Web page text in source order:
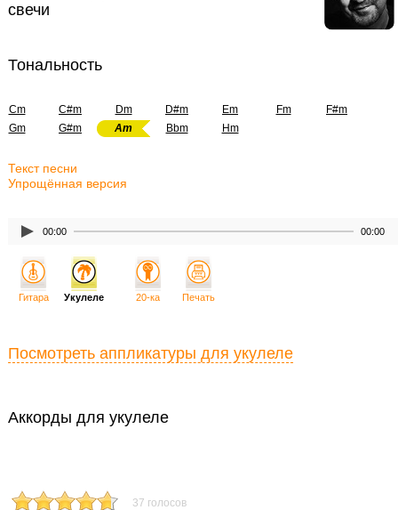
свечи
Тональность
Cm C#m Dm D#m Em Fm
F#m
Gm
G#m Am Bbm Hm
Текст песни
Упрощённая версия
00:00 00:00
Аккорды для укулеле
37 голосов
Гитара Укулеле 20-ка Печать
Посмотреть аппликатуры для укулеле